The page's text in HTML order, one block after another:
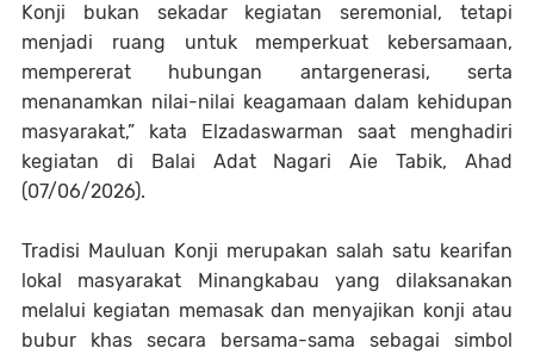
Konji bukan sekadar kegiatan seremonial, tetapi
menjadi ruang untuk memperkuat kebersamaan,
mempererat hubungan antargenerasi, serta
menanamkan nilai-nilai keagamaan dalam kehidupan
masyarakat,” kata Elzadaswarman saat menghadiri
kegiatan di Balai Adat Nagari Aie Tabik, Ahad
(07/06/2026).
Tradisi Mauluan Konji merupakan salah satu kearifan
lokal masyarakat Minangkabau yang dilaksanakan
melalui kegiatan memasak dan menyajikan konji atau
bubur khas secara bersama-sama sebagai simbol